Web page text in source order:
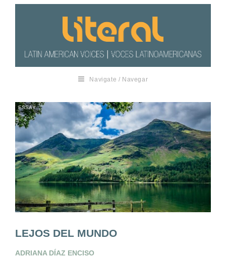
Navigate / Navegar
ESSAY
LEJOS DEL MUNDO
ADRIANA DÍAZ ENCISO